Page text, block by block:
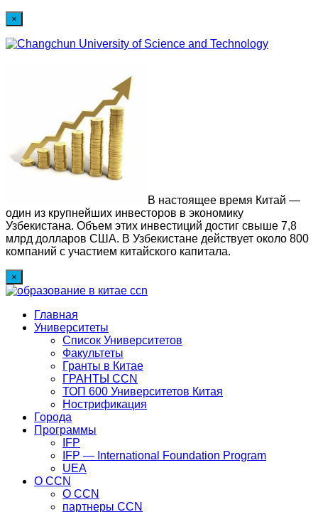
×
В настоящее время Китай —
один из крупнейших инвесторов в экономику
Узбекистана. Объем этих инвестиций достиг свыше 7,8
млрд долларов США. В Узбекистане действует около 800
компаний с участием китайского капитала.
×
Главная
Университеты
Список Университетов
Факультеты
Гранты в Китае
ГРАНТЫ ССN
ТОП 600 Университетов Китая
Нострификация
Города
Программы
IFP
IFP — International Foundation Program
UEA
О CCN
О CCN
партнеры ССN